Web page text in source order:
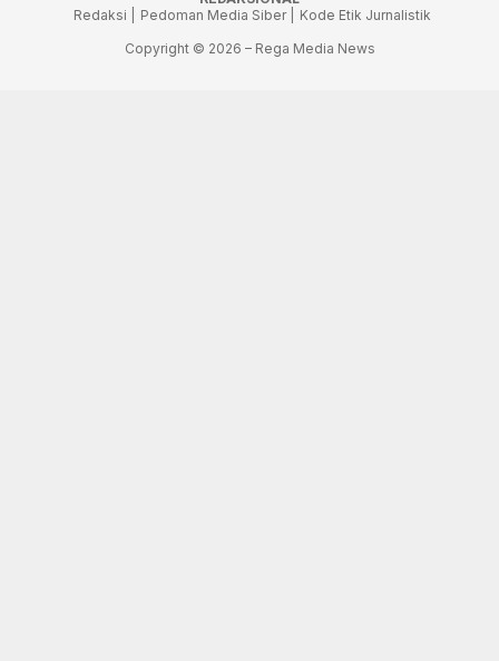
Redaksi |
Pedoman Media Siber |
Kode Etik Jurnalistik
Copyright © 2026 – Rega Media News